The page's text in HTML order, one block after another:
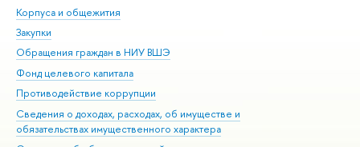
Корпуса и общежития
Закупки
Обращения граждан в НИУ ВШЭ
Фонд целевого капитала
Противодействие коррупции
Сведения о доходах, расходах, об имуществе и
обязательствах имущественного характера